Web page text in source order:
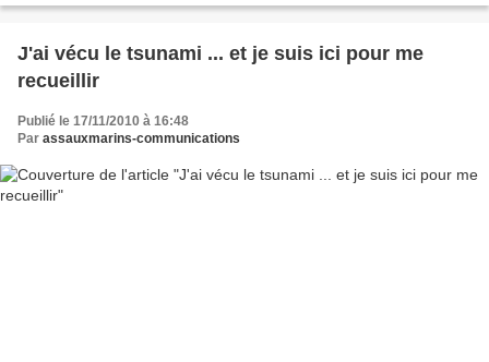
J'ai vécu le tsunami ... et je suis ici pour me
recueillir
Publié le 17/11/2010 à 16:48
Par assauxmarins-communications